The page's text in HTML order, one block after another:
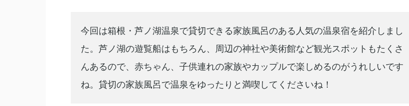
楽天トラベルでおなじみのキャンペーンに加えて、こちらから、 現在開催中のさまざまな特集や
キャンペーンが見られます。いつもよりお得なタイミングで予約をして楽天ポイントをたくさん
GETしよう。